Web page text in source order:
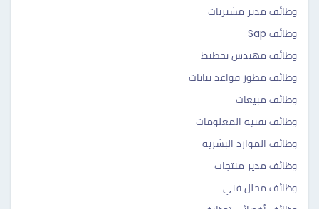
وظائف مدير مشتريات
وظائف Sap
وظائف مهندس تخطيط
وظائف مطور قواعد بيانات
وظائف مبيعات
وظائف تقنية المعلومات
وظائف الموارد البشرية
وظائف مدير منتجات
وظائف محلل فني